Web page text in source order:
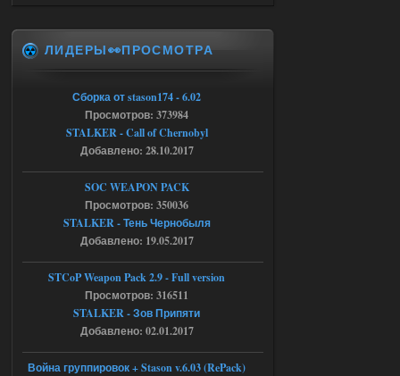
Ответить ➤
05.08.2026
AndreySA
[05.08.26
20:23:10.934] [17468]
[error]Expression : FATAL ERROR
[error]Function :
CScriptEngine::lua_pcall_failed
[error]File : D:\a\OGSR-
Engine\OGSR-
Engine\ogsr_engine\COMMON_AI\scrip
t_engine.cpp
[error]Line : 75
[error]Description :
[CScriptEngine::lua_pcall_failed]: ... -
shadow of
chernobyl\gamedata\scripts\xr_camper.sc
ript:510: attempt to index local 'manager'
(a nil value)
Вылет после захода в Припять.
ЛИДЕРЫ👀ПРОСМОТРА
Сборка от stason174 - 6.02
Просмотров: 373984
STALKER - Call of Chernobyl
Добавлено: 28.10.2017
SOC WEAPON PACK
Просмотров: 350036
STALKER - Тень Чернобыля
Добавлено: 19.05.2017
STCoP Weapon Pack 2.9 - Full version
Просмотров: 316511
STALKER - Зов Припяти
Добавлено: 02.01.2017
Война группировок + Stason v.6.03 (RePack)